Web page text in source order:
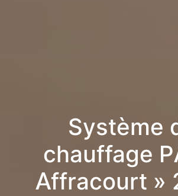
Système
chauffage
Affracourt »